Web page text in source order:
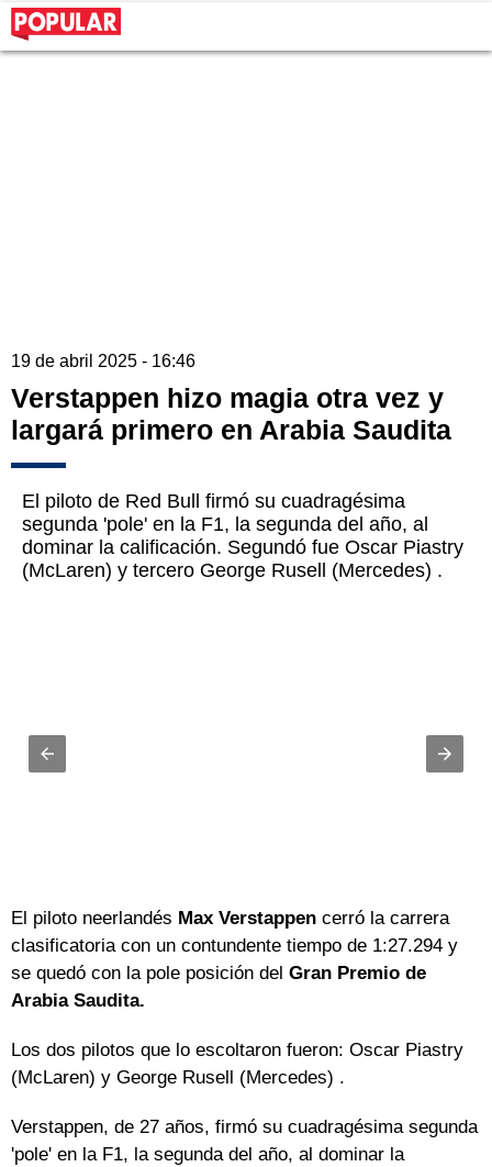
19 de abril 2025 - 16:46
Verstappen hizo magia otra vez y
largará primero en Arabia Saudita
El piloto de Red Bull firmó su cuadragésima
segunda 'pole' en la F1, la segunda del año, al
dominar la calificación. Segundó fue Oscar Piastry
(McLaren) y tercero George Rusell (Mercedes) .
El piloto neerlandés Max Verstappen cerró la carrera
clasificatoria con un contundente tiempo de 1:27.294 y
se quedó con la pole posición del Gran Premio de
Arabia Saudita.
Los dos pilotos que lo escoltaron fueron: Oscar Piastry
(McLaren) y George Rusell (Mercedes) .
Verstappen, de 27 años, firmó su cuadragésima segunda
'pole' en la F1, la segunda del año, al dominar la